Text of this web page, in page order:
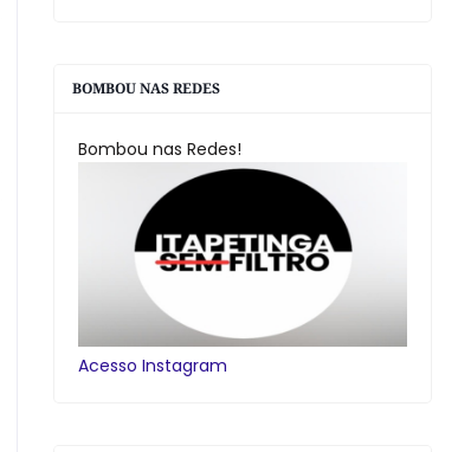
BOMBOU NAS REDES
Bombou nas Redes!
Acesso Instagram